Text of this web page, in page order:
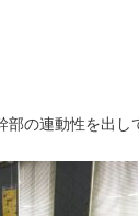
の連動性を出し